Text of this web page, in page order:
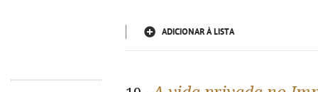
ADICIONAR À LISTA